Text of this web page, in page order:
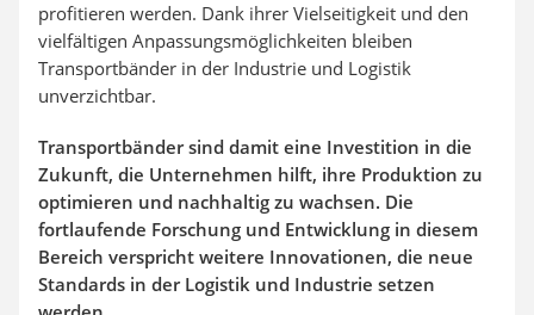
profitieren werden. Dank ihrer Vielseitigkeit und den
vielfältigen Anpassungsmöglichkeiten bleiben
Transportbänder in der Industrie und Logistik
unverzichtbar.
Transportbänder sind damit eine Investition in die
Zukunft, die Unternehmen hilft, ihre Produktion zu
optimieren und nachhaltig zu wachsen. Die
fortlaufende Forschung und Entwicklung in diesem
Bereich verspricht weitere Innovationen, die neue
Standards in der Logistik und Industrie setzen